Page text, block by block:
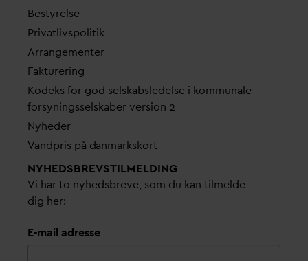
Bestyrelse
Privatlivspolitik
Arrangementer
Fakturering
Kodeks for god selskabsledelse i kommunale
forsyningsselskaber version 2
Nyheder
Vandpris på danmarkskort
NYHEDSBREVS­TILMELDING
Vi har to nyhedsbreve, som du kan tilmelde
dig her:
E-mail adresse